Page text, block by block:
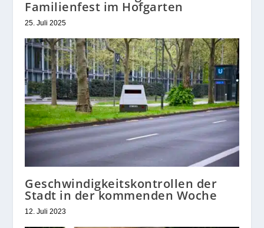
Familienfest im Hofgarten
25. Juli 2025
Geschwindigkeitskontrollen der
Stadt in der kommenden Woche
12. Juli 2023